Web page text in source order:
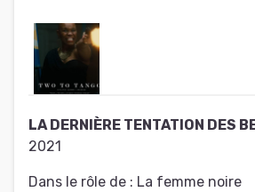
LA DERNIÈRE TENTATION DES
2021
Dans le rôle de : La femme noire